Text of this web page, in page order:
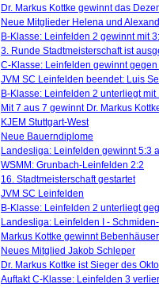
Dr. Markus Kottke gewinnt das
Neue Mitglieder Helena und
B-Klasse: Leinfelden 2 gewinnt mit
3. Runde Stadtmeisterschaft ist
C-Klasse: Leinfelden gewinnt
JVM SC Leinfelden beendet: Luis
B-Klasse: Leinfelden 2 unterliegt
Mit 7 aus 7 gewinnt Dr. Markus
KJEM Stuttgart-West
Neue Bauerndiplome
Landesliga: Leinfelden gewinnt 5:3
WSMM: Grunbach-Leinfelden 2:2
16. Stadtmeisterschaft gestartet
JVM SC Leinfelden
B-Klasse: Leinfelden 2 unterliegt
Landesliga: Leinfelden I -
Markus Kottke gewinnt
Neues Mitglied Jakob Schleper
Dr. Markus Kottke ist Sieger des
Auftakt C-Klasse: Leinfelden 3